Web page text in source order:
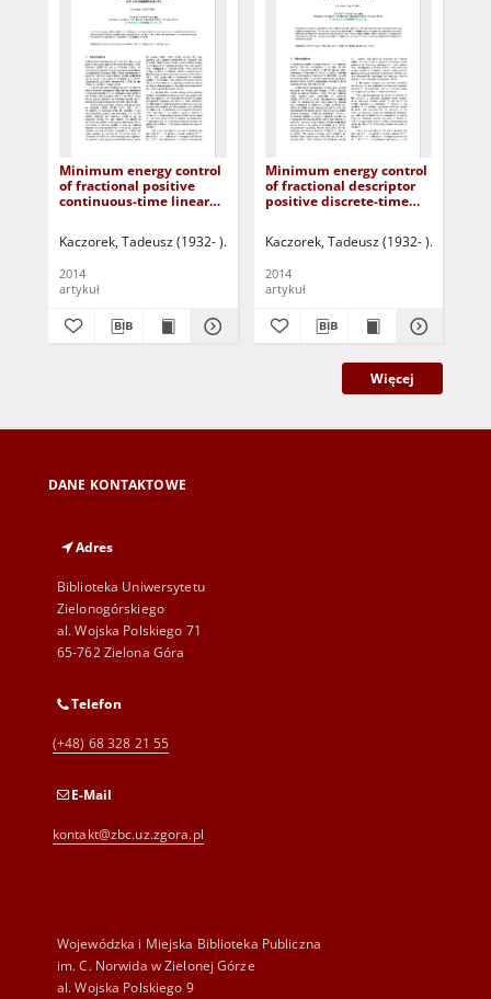
Minimum energy control
of fractional positive
continuous-time linear
Kaczorek, Tadeusz (1932- ) Makowski, Ryszard - ed. Zarzycki, Jan - ed.
2014
artykuł
Minimum energy control
of fractional descriptor
positive discrete-time
Kaczorek, Tadeusz (1932- )
2014
artykuł
Więcej
DANE KONTAKTOWE
Adres
Biblioteka Uniwersytetu
Zielonogórskiego
al. Wojska Polskiego 71
65-762 Zielona Góra
Telefon
(+48) 68 328 21 55
E-Mail
kontakt@zbc.uz.zgora.pl
Wojewódzka i Miejska Biblioteka Publiczna
im. C. Norwida w Zielonej Górze
al. Wojska Polskiego 9